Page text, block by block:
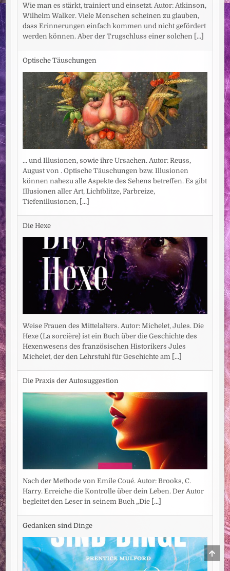
Wie man es stärkt, trainiert und einsetzt. Autor: Atkinson,
Wilhelm Walker. Viele Menschen scheinen zu glauben,
dass Erinnerungen einfach kommen und nicht gefördert
werden können. Aber der Trugschluss einer solchen
[...]
Optische Täuschungen
... und Illusionen, sowie ihre Ursachen. Autor: Reuss,
August von . Optische Täuschungen bzw. Illusionen
können nahezu alle Aspekte des Sehens betreffen. Es gibt
Illusionen aller Art, Lichtblitze, Farbreize,
Tiefenillusionen,
[...]
Die Hexe
Weise Frauen des Mittelalters. Autor: Michelet, Jules. Die
Hexe (La sorcière) ist ein Buch über die Geschichte des
Hexenwesens des französischen Historikers Jules
Michelet, der den Lehrstuhl für Geschichte am
[...]
Die Praxis der Autosuggestion
Nach der Methode von Emile Coué. Autor: Brooks, C.
Harry. Erreiche die Kontrolle über dein Leben. Der Autor
begleitet den Leser in seinem Buch „Die [...]
Gedanken sind Dinge
TO
TOP